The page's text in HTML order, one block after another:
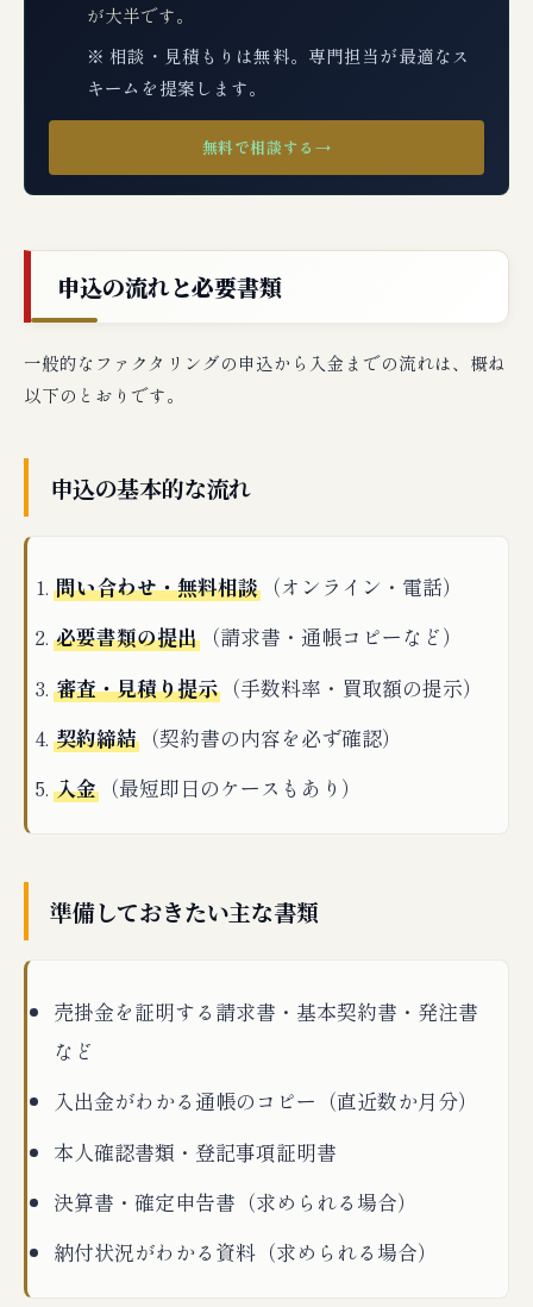
が大半です。
※ 相談・見積もりは無料。専門担当が最適なス
キームを提案します。
無料で相談する →
申込の流れと必要書類
一般的なファクタリングの申込から入金までの流れは、概ね
以下のとおりです。
申込の基本的な流れ
問い合わせ・無料相談 （オンライン・電話）
必要書類の提出 （請求書・通帳コピーなど）
審査・見積り提示 （手数料率・買取額の提示）
契約締結 （契約書の内容を必ず確認）
入金 （最短即日のケースもあり）
準備しておきたい主な書類
売掛金を証明する請求書・基本契約書・発注書
など
入出金がわかる通帳のコピー（直近数か月分）
本人確認書類・登記事項証明書
決算書・確定申告書（求められる場合）
納付状況がわかる資料（求められる場合）